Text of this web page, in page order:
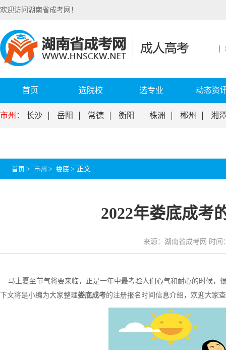
欢迎访问湖南省成考网！
首页 选院校 选专业 动态资
市州： 长沙 岳阳 常德 衡阳 株洲 郴州 湘
首页 > 市州 > 娄底 > 正文
2022年娄底成考
来源：湖南省成考网 时间
马上夏至节气将要来临，正是一年中最考验人们心气和耐心的时候，
下文将是小编为大家整理娄底成考的注册报名时间信息介绍，欢迎大家